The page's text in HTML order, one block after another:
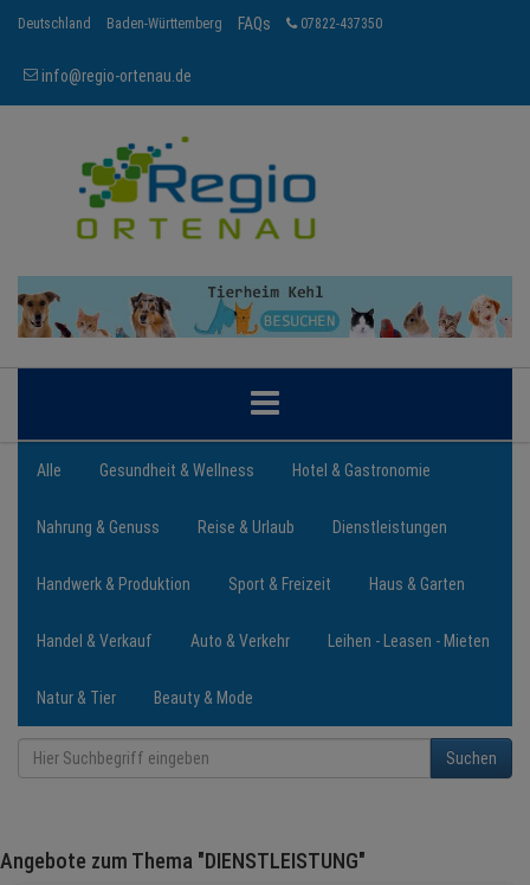
Deutschland Baden-Württemberg FAQs 07822-437350
info@regio-ortenau.de
ORTENAU
BRANCHEN
NEWS
TERMINE
ANGEBOTE
JOBS
Alle Gesundheit & Wellness Hotel & Gastronomie
Nahrung & Genuss Reise & Urlaub Dienstleistungen
Handwerk & Produktion Sport & Freizeit Haus & Garten
Handel & Verkauf Auto & Verkehr Leihen - Leasen - Mieten
Natur & Tier Beauty & Mode
Suchen
Angebote zum Thema "DIENSTLEISTUNG"